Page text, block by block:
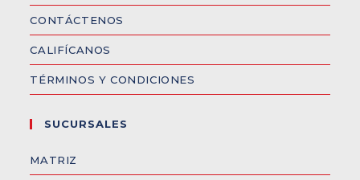
CONTÁCTENOS
CALIFÍCANOS
TÉRMINOS Y CONDICIONES
SUCURSALES
MATRIZ